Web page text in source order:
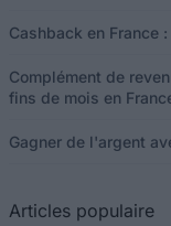
Cashback en France
Complément de
fins de mois en
Gagner de l'argent
Articles populaire